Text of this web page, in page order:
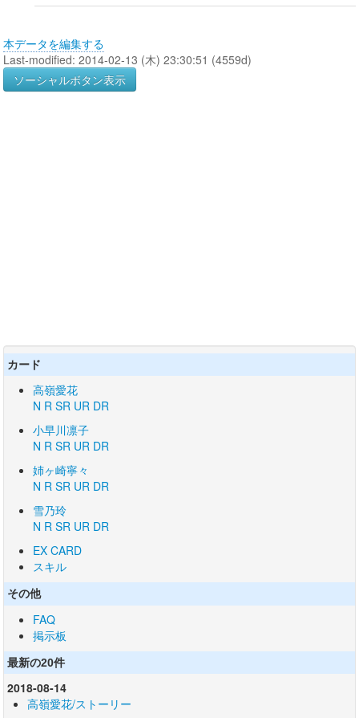
本データを編集する
Last-modified: 2014-02-13 (木) 23:30:51 (4559d)
ソーシャルボタン表示
カード
高嶺愛花
N R SR UR DR
小早川凛子
N R SR UR DR
姉ヶ崎寧々
N R SR UR DR
雪乃玲
N R SR UR DR
EX CARD
スキル
その他
FAQ
掲示板
最新の20件
2018-08-14
高嶺愛花/ストーリー